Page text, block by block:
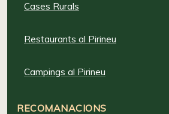
Cases Rurals
Restaurants al Pirineu
Campings al Pirineu
RECOMANACIONS